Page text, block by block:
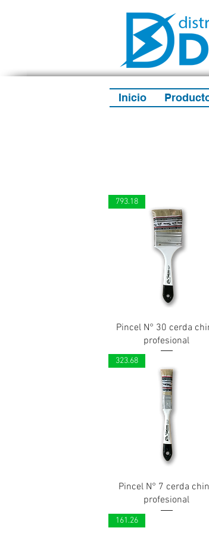
Inicio
793.18
Pincel N° 30 cerda
profesional
323.68
Pincel N° 7 cerda
profesional
161.26